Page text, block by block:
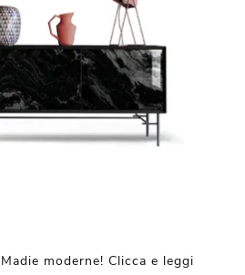
moderne! Clicca e leggi